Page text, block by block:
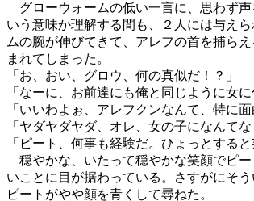
グローウォームの低い一言に、思わず
いう意味か理解する間も、２人には与え
ムの腕が伸びてきて、アレフの首を捕ら
まれてしまった。
「お、おい、グロウ、何の真似だ！？」
「なーに、お前達にも俺と同じように女
「いいわよぉ、アレフクンなんて、特に面
「ヤダヤダヤダ、オレ、女の子になんてな
「ピート、何事も経験だ。ひょっとする
穏やかな、いたって穏やかな笑顔でピ
いことに目が据わっている。さすがにそ
ピートがやや顔を青くして尋ねた。